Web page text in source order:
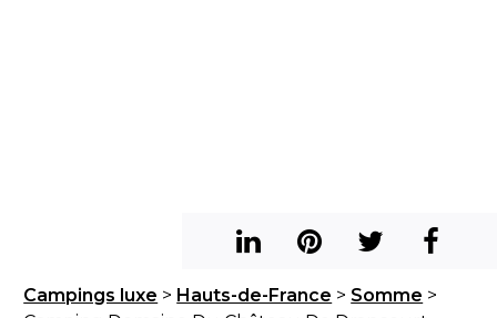
Campings luxe > Hauts-de-France > Somme >